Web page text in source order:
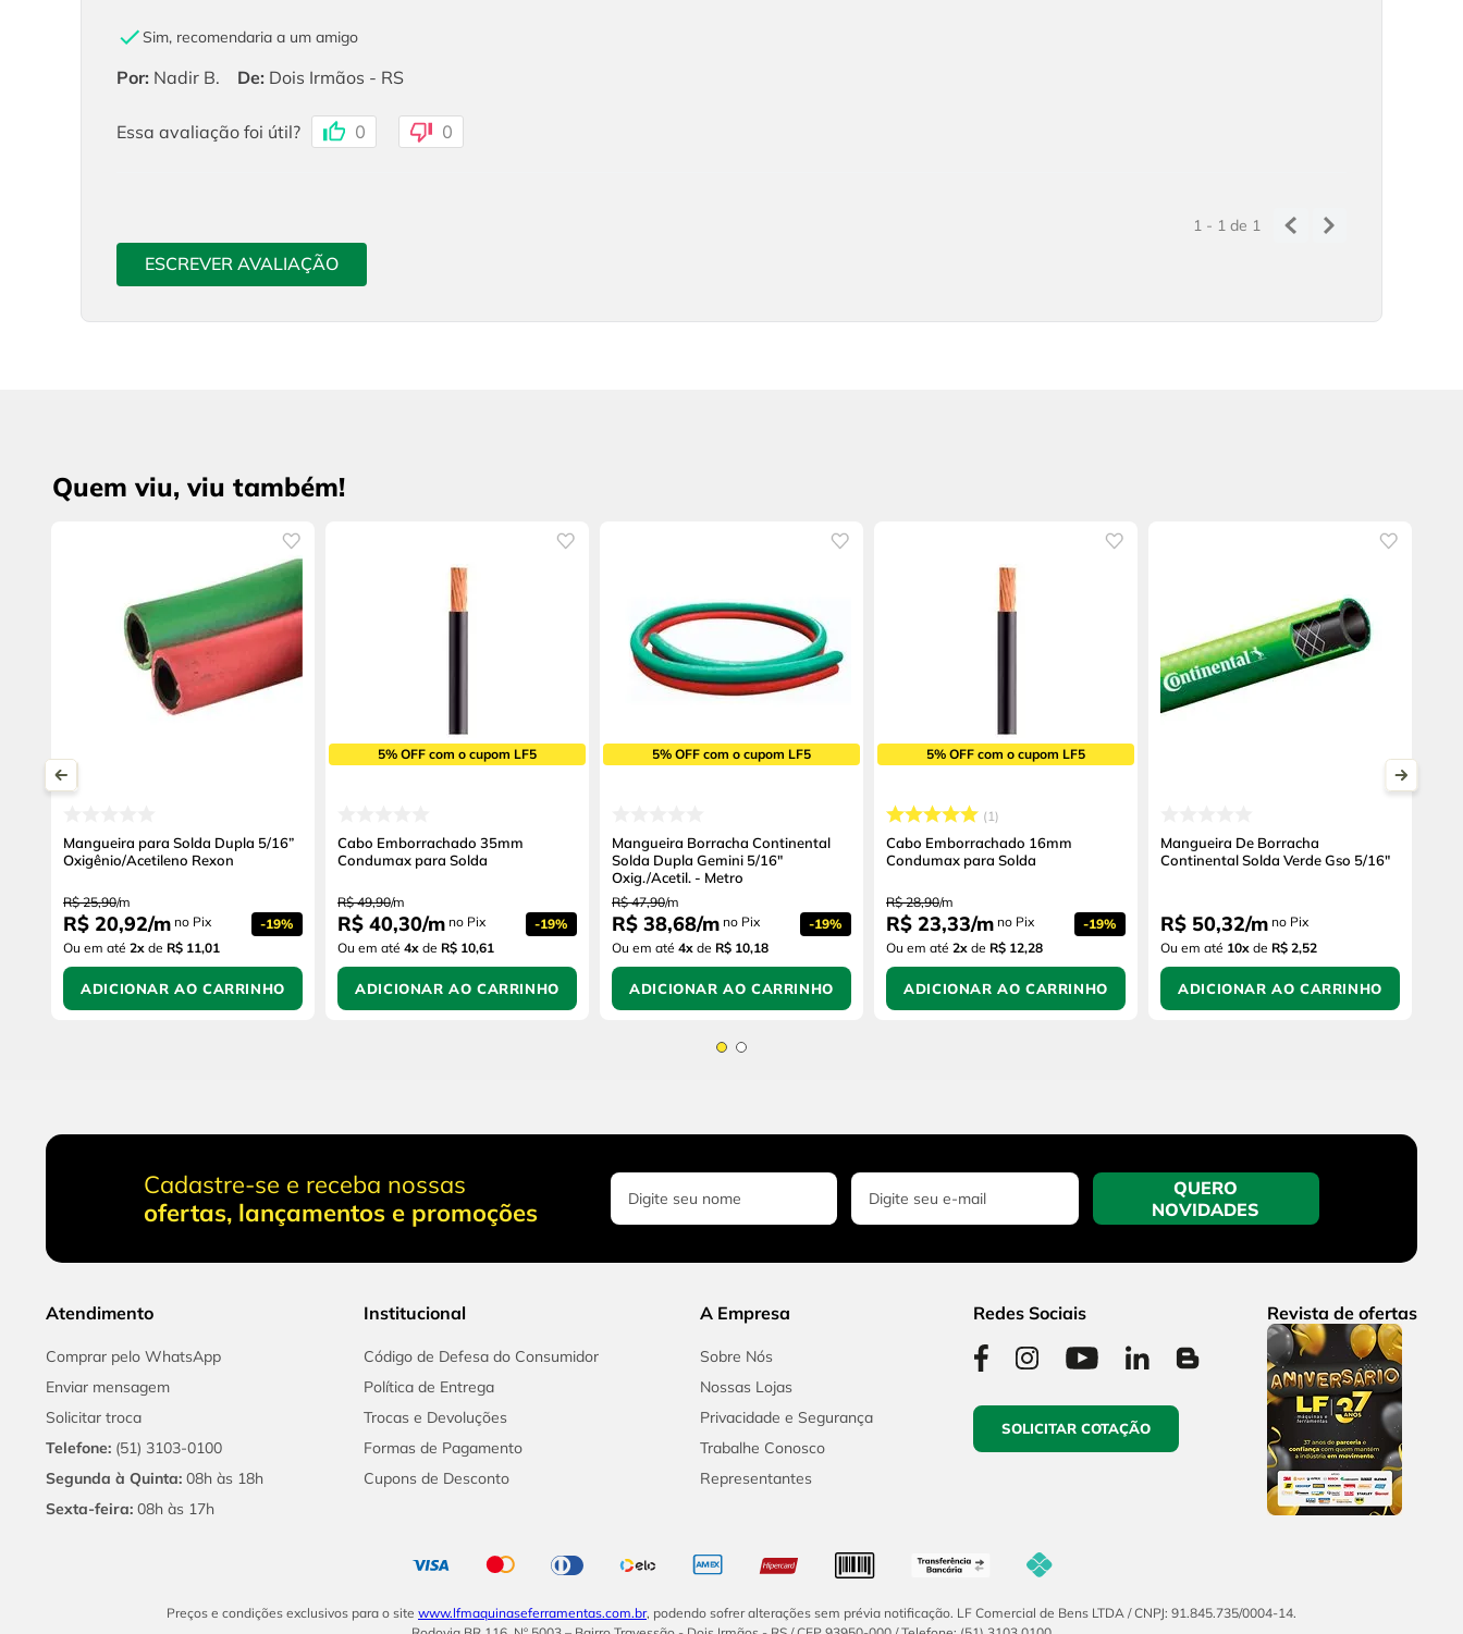
Sim, recomendaria a um amigo
Por: Nadir B. De: Dois Irmãos - RS
Essa avaliação foi útil? 0 0
1 - 1de 1
ESCREVER AVALIAÇÃO
Quem viu, viu também!
Mangueira para Solda Dupla 5/16”
Oxigênio/Acetileno Rexon
R$ 25,90/m
R$ 20,92/m no Pix -19%
Ou em até 2x de R$ 11,01
ADICIONAR AO CARRINHO
5% OFF com o cupom LF5
Cabo Emborrachado 35mm
Condumax para Solda
R$ 49,90/m
R$ 40,30/m no Pix -19%
Ou em até 4x de R$ 10,61
ADICIONAR AO CARRINHO
5% OFF com o cupom LF5
Mangueira Borracha Continental
Solda Dupla Gemini 5/16"
Oxig./Acetil. - Metro
R$ 47,90/m
R$ 38,68/m no Pix -19%
Ou em até 4x de R$ 10,18
ADICIONAR AO CARRINHO
5% OFF com o cupom LF5
1
Cabo Emborrachado 16mm
Condumax para Solda
R$ 28,90/m
R$ 23,33/m no Pix -19%
Ou em até 2x de R$ 12,28
ADICIONAR AO CARRINHO
Mangueira De Borracha
Continental Solda Verde Gso 5/16"
R$ 50,32/m no Pix
Ou em até 10x de R$ 2,52
ADICIONAR AO CARRINHO
Cadastre-se e receba nossas
ofertas, lançamentos e promoções
QUERO
NOVIDADES
Atendimento
Comprar pelo WhatsApp
Enviar mensagem
Solicitar troca
Telefone: (51) 3103-0100
Segunda à Quinta: 08h às 18h
Sexta-feira: 08h às 17h
Institucional
Código de Defesa do Consumidor
Política de Entrega
Trocas e Devoluções
Formas de Pagamento
Cupons de Desconto
A Empresa
Sobre Nós
Nossas Lojas
Privacidade e Segurança
Trabalhe Conosco
Representantes
Redes Sociais
SOLICITAR COTAÇÃO
Revista de ofertas
Preços e condições exclusivos para o site www.lfmaquinaseferramentas.com.br, podendo sofrer alterações sem prévia notificação. LF Comercial de Bens LTDA / CNPJ: 91.845.735/0004-14.